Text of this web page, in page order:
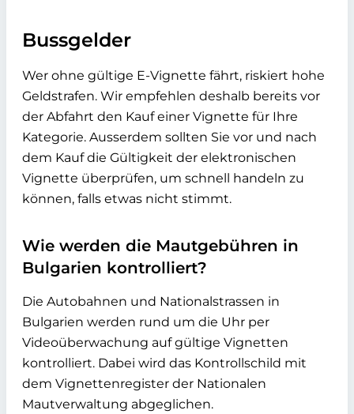
Bussgelder
Wer ohne gültige E-Vignette fährt, riskiert hohe
Geldstrafen. Wir empfehlen deshalb bereits vor
der Abfahrt den Kauf einer Vignette für Ihre
Kategorie. Ausserdem sollten Sie vor und nach
dem Kauf die Gültigkeit der elektronischen
Vignette überprüfen, um schnell handeln zu
können, falls etwas nicht stimmt.
Wie werden die Mautgebühren in
Bulgarien kontrolliert?
Die Autobahnen und Nationalstrassen in
Bulgarien werden rund um die Uhr per
Videoüberwachung auf gültige Vignetten
kontrolliert. Dabei wird das Kontrollschild mit
dem Vignettenregister der Nationalen
Mautverwaltung abgeglichen.